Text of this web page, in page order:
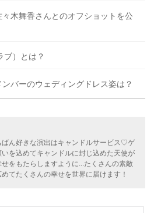
木舞香さんとのオフショットを公
ブ）とは？
バーのウェディングドレス姿は？
ばん好きな演出はキャンドルサービス♡ゲ
いを込めてキャンドルに封じ込めた天使が
せをもたらしますように...たくさんの素敵
てたくさんの幸せを世界に届けます！